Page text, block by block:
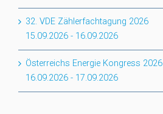
32. VDE Zählerfachtagung 2026
15.09.2026 - 16.09.2026
Österreichs Energie Kongress 2026
16.09.2026 - 17.09.2026